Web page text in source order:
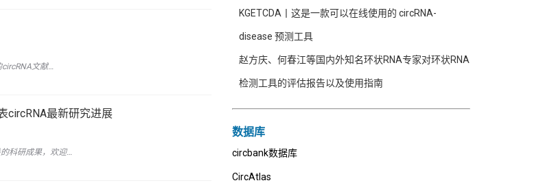
circRNA文献…
circRNA最新研究进展
科研成果，欢迎…
KGETCDA丨这是一款可以在线使用的 circRNA-
disease 预测工具
赵方庆、何春江等国内外知名环状RNA专家对环状RNA
检测工具的评估报告以及使用指南
数据库
circbank数据库
CircAtlas